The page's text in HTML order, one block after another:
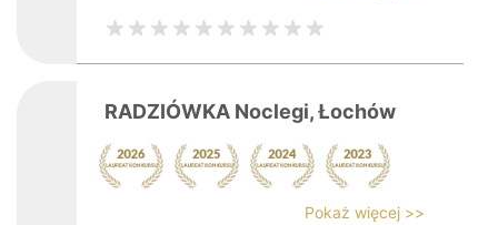
RADZIÓWKA Noclegi, Łochów
Pokaż więcej >>